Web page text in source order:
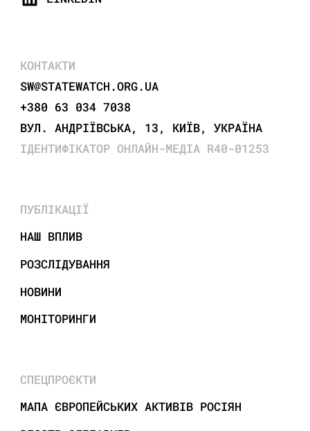
КОНТАКТИ
SW@STATEWATCH.ORG.UA
+380 63 034 7038
ВУЛ. АНДРІЇВСЬКА, 13, КИЇВ, УКРАЇНА
ІДЕНТИФІКАТОР ОНЛАЙН-МЕДІА R40-01253
ПУБЛІКАЦІЇ
НАШ ВПЛИВ
РОЗСЛІДУВАННЯ
НОВИНИ
МОНІТОРИНГИ
СПЕЦПРОЄКТИ
МАПА ЄВРОПЕЙСЬКИХ АКТИВІВ РОСІЯН